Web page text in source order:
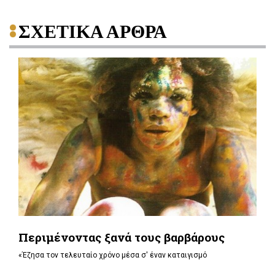
ΣΧΕΤΙΚΑ ΑΡΘΡΑ
Περιμένοντας ξανά τους βαρβάρους
«Έζησα τον τελευταίο χρόνο μέσα σ' έναν καταιγισμό